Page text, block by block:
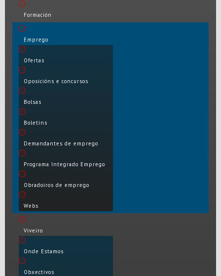
Formación
Emprego
Ofertas
Oposicións e concursos
Bolsas
Boletíns
Demandantes de emprego
Programa Integrado Emprego
Obradoiros de emprego
Webs
Viveiro
Onde Estamos
Obxectivos